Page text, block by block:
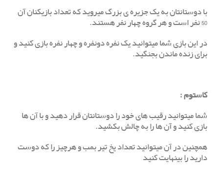
با دوستانتان به یک جزیره ی بزرگ میروید که تعداد بازیکنان آن
50 نفر است و هر گروه چهار نفر هستند.
در این بازی شما میتوانید یک نفره دونفره و چهار نفره بازی کنید و
برای زنده ماندن بجنگید.
کاستوم:
شما میتوانید رقیب های خود را دوستانتان قرار دهید و با آن ها
بازی کنید و آن ها را به چالش بکشید.
همچنین در آن میتوانید تعداد یخ تیر بمب و هرچیز را که دوست
دارید را بینهایت کنید